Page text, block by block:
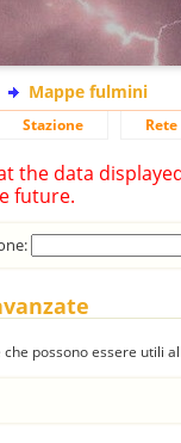
Mappe fulmini
Stazione
the data
future.
che possono essere utili